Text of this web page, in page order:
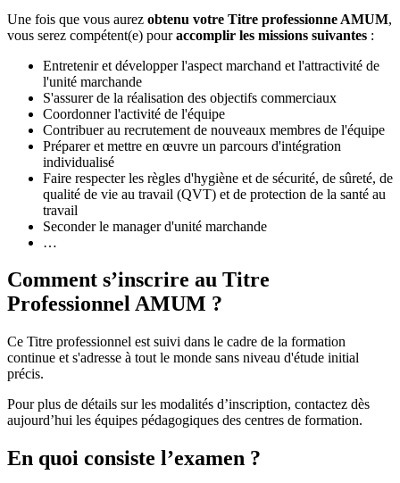
Une fois que vous aurez obtenu votre Titre professionne AMUM,
vous serez compétent(e) pouraccomplir les missions suivantes :
Entretenir et développer l'aspect marchand et l'attractivité de
l'unité marchande
S'assurer de la réalisation des objectifs commerciaux
Coordonner l'activité de l'équipe
Contribuer au recrutement de nouveaux membres de l'équipe
Préparer et mettre en œuvre un parcours d'intégration
individualisé
Faire respecter les règles d'hygiène et de sécurité, de sûreté, de
qualité de vie au travail (QVT) et de protection de la santé au
travail
Seconder le manager d'unité marchande
…
Comment s’inscrire au Titre
Professionnel AMUM ?
Ce Titre professionnel est suivi dans le cadre de la formation
continue et s'adresse à tout le monde sans niveau d'étude initial
précis.
Pour plus de détails sur les modalités d’inscription, contactez dès
aujourd’hui les équipes pédagogiques des centres de formation.
En quoi consiste l’examen ?